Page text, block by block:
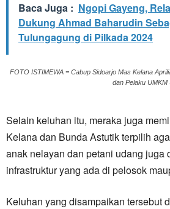
Baca Juga : Ngopi Gayeng,
Dukung Ahmad Baharudin
Tulungagung di Pilkada 2024
FOTO ISTIMEWA = Cabup Sidoarjo Mas Kelana
dan Pelaku UMKM
Selain keluhan itu, meraka juga
Kelana dan Bunda Astutik terpilih
anak nelayan dan petani udang juga
infrastruktur yang ada di pelosok
Keluhan yang disampaikan tersebut